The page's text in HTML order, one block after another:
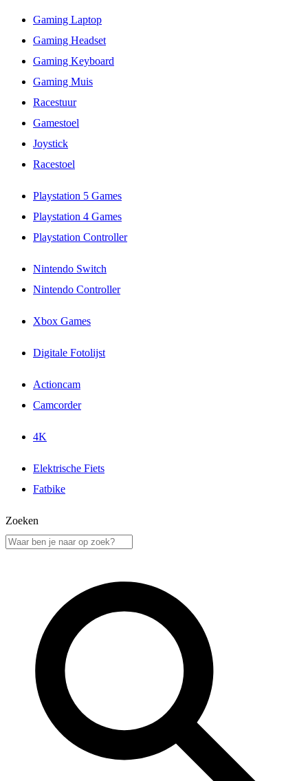
Gaming Laptop
Gaming Headset
Gaming Keyboard
Gaming Muis
Racestuur
Gamestoel
Joystick
Racestoel
Playstation 5 Games
Playstation 4 Games
Playstation Controller
Nintendo Switch
Nintendo Controller
Xbox Games
Digitale Fotolijst
Actioncam
Camcorder
4K
Elektrische Fiets
Fatbike
Zoeken